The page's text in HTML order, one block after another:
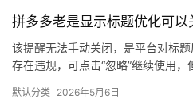
媒
体
社
拼多多老是显示标题优化可以
该提醒无法手动关闭，是平台对标
存在违规，可点击“忽略”继续使用
默认分类 2026年5月6日